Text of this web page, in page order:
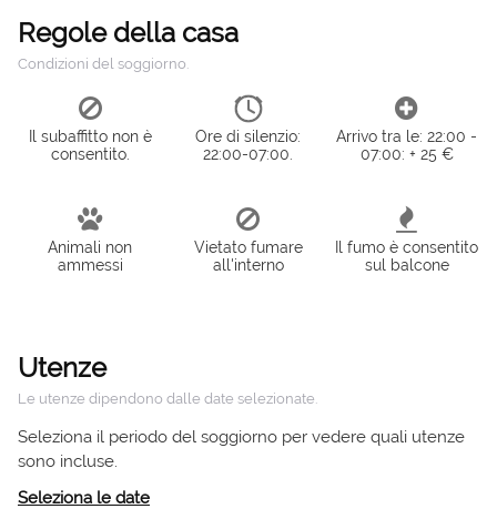
Regole della casa
Condizioni del soggiorno.
Il subaffitto non è
consentito.
Ore di silenzio:
22:00-07:00.
Arrivo tra le: 22:00 -
07:00: + 25 €
Animali non
ammessi
Vietato fumare
all'interno
Il fumo è consentito
sul balcone
Utenze
Le utenze dipendono dalle date selezionate.
Seleziona il periodo del soggiorno per vedere quali utenze
sono incluse.
Seleziona le date